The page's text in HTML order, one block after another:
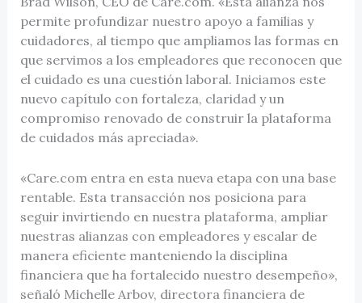
permite profundizar nuestro apoyo a familias y
cuidadores, al tiempo que ampliamos las formas en
que servimos a los empleadores que reconocen que
el cuidado es una cuestión laboral. Iniciamos este
nuevo capítulo con fortaleza, claridad y un
compromiso renovado de construir la plataforma
de cuidados más apreciada».
«Care.com entra en esta nueva etapa con una base
rentable. Esta transacción nos posiciona para
seguir invirtiendo en nuestra plataforma, ampliar
nuestras alianzas con empleadores y escalar de
manera eficiente manteniendo la disciplina
financiera que ha fortalecido nuestro desempeño»,
señaló Michelle Arbov, directora financiera de